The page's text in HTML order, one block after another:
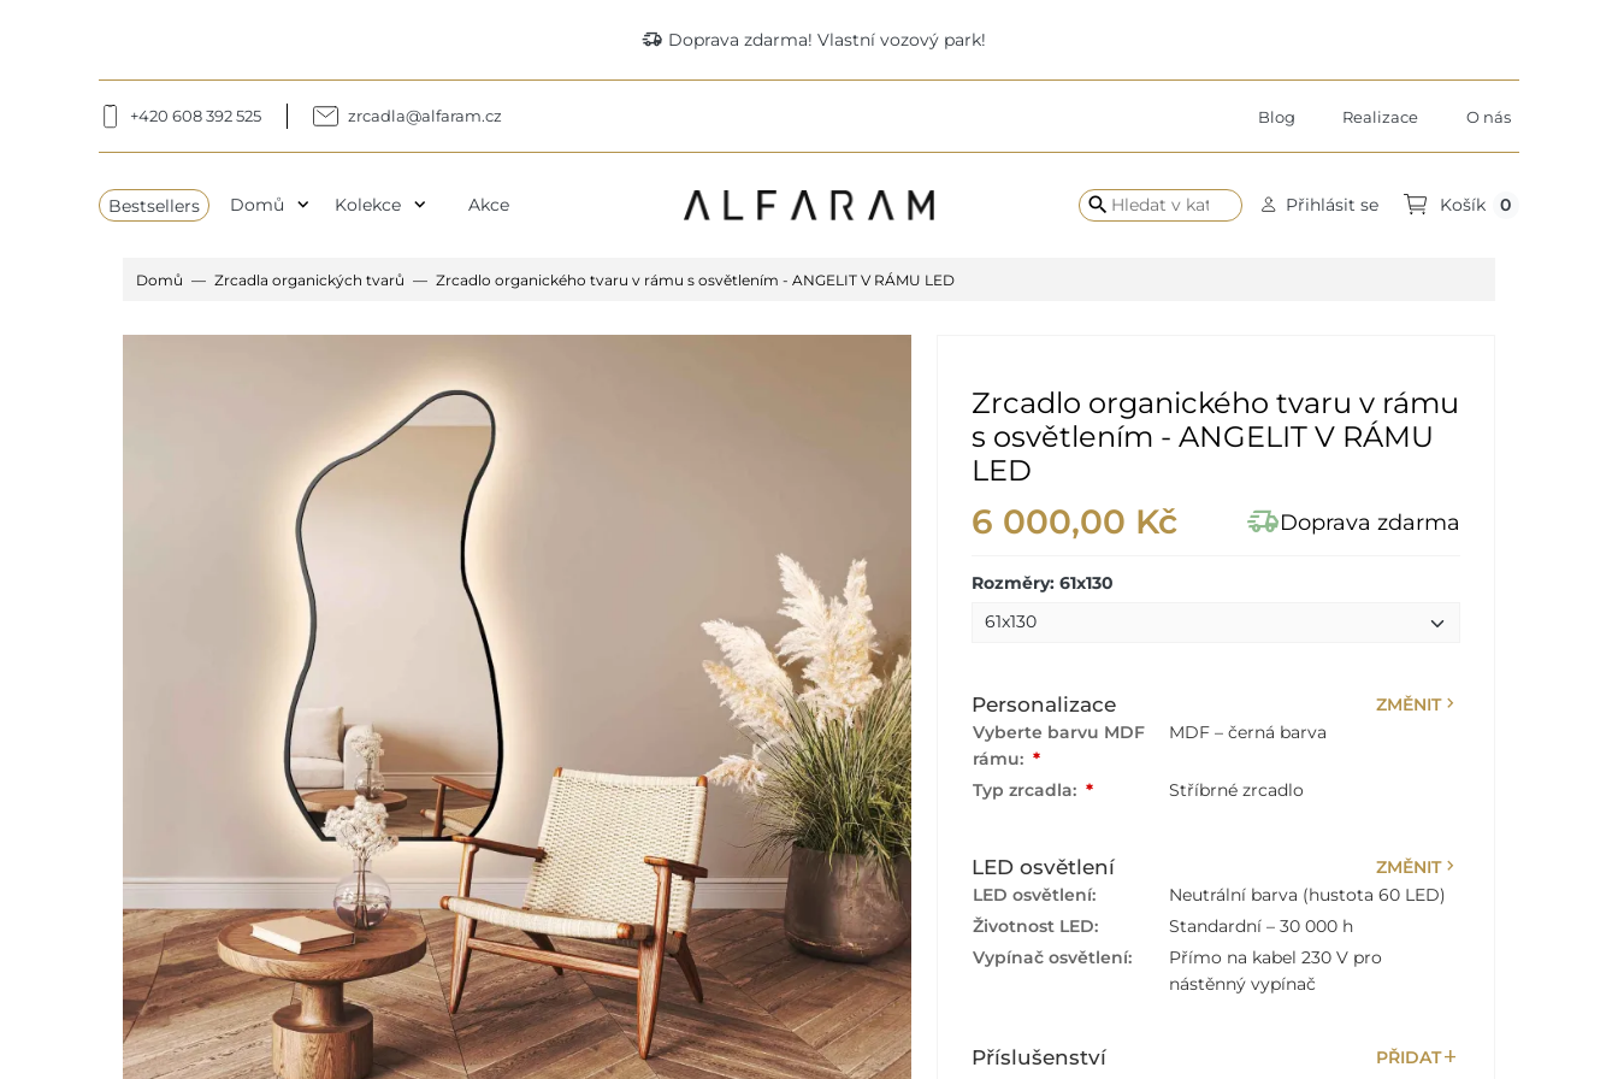
delivery_truck_speed Doprava zdarma! Vlastní vozový park!
+420 608 392 525 zrcadla@alfaram.cz Blog Realizace O nás
Bestsellers Domů expand_more Kolekce expand_more Akce search Přihlásit se Košík 0
Domů Zrcadla organických tvarů Zrcadlo organického tvaru v rámu s osvětlením - ANGELIT V RÁMU LED
Zrcadlo organického tvaru v rámu
s osvětlením - ANGELIT V RÁMU
LED
6 000,00 Kč delivery_truck_speedDoprava zdarma
Rozměry: 61x130
Personalizace ZMĚNITchevron_right
Vyberte barvu MDF
rámu: *
MDF – černá barva
Typ zrcadla: * Stříbrné zrcadlo
LED osvětlení ZMĚNITchevron_right
LED osvětlení:
Neutrální barva (hustota 60 LED)
Životnost LED:
Standardní – 30 000 h
Vypínač osvětlení:
Přímo na kabel 230 V pro
nástěnný vypínač
Příslušenství PŘIDATadd